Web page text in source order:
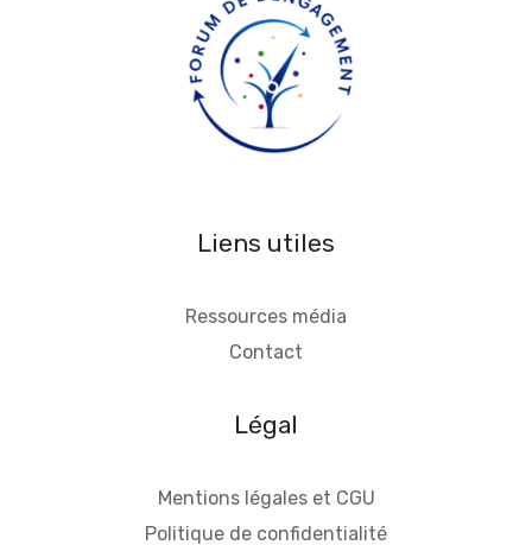
Liens utiles
Ressources média
Contact
Légal
Mentions légales et CGU
Politique de confidentialité